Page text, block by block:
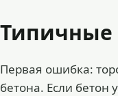
Первая ошибка:
бетона. Если бетон